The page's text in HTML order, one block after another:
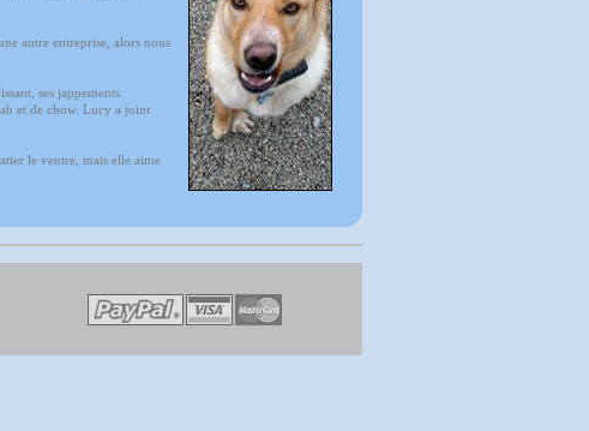
autre entreprise, alors nous
ses jappements
et de chow. Lucy a joint
le ventre, mais elle aime